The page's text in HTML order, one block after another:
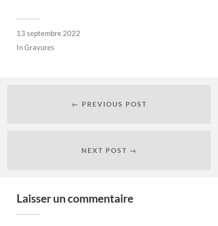
13 septembre 2022
InGravures
← PREVIOUS POST
NEXT POST →
Laisser un commentaire